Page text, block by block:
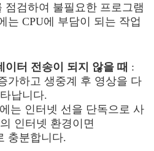
점검하여 불필요한 프로그램
는 CPU에 부담이 되는 작업
터 전송이 되지 않을 때 :
가하고 생중계 후 영상을 다
납니다.
는 인터넷 선을 단독으로 사
인터넷 환경이면
충분합니다.